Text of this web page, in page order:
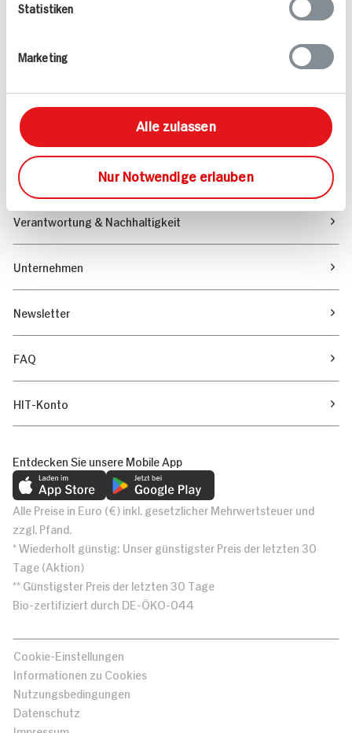
Statistiken
Marketing
Alle zulassen
Nur Notwendige erlauben
Marktfinder
Unser Magazin
Verantwortung & Nachhaltigkeit
Unternehmen
Newsletter
FAQ
HIT-Konto
Entdecken Sie unsere Mobile App
Alle Preise in Euro (€) inkl. gesetzlicher Mehrwertsteuer und
zzgl. Pfand.
* Wiederholt günstig: Unser günstigster Preis der letzten 30
Tage (Aktion)
** Günstigster Preis der letzten 30 Tage
Bio-zertifiziert durch DE-ÖKO-044
Cookie-Einstellungen
Informationen zu Cookies
Nutzungsbedingungen
Datenschutz